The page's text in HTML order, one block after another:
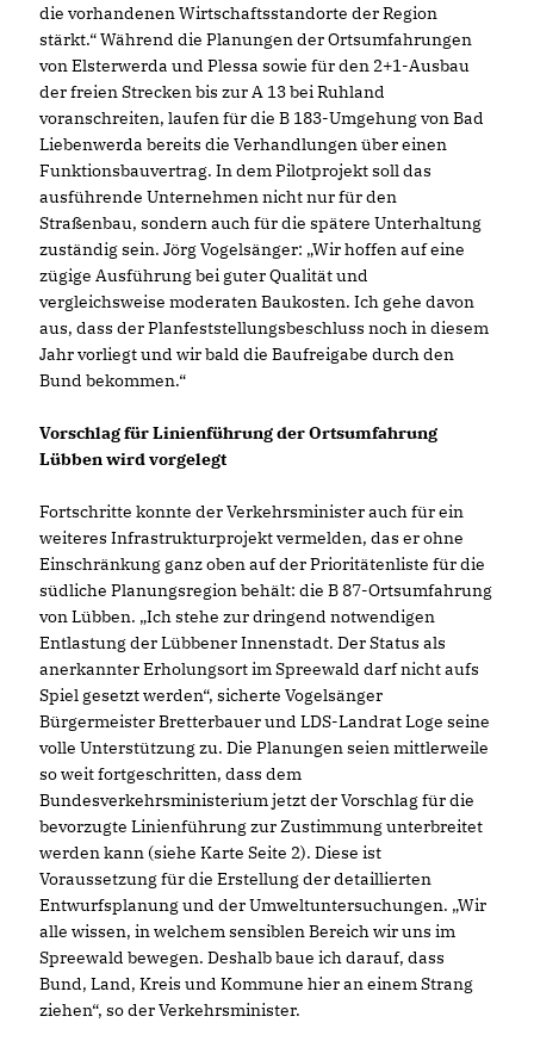
die vorhandenen Wirtschaftsstandorte der Region
stärkt.“ Während die Planungen der Ortsumfahrungen
von Elsterwerda und Plessa sowie für den 2+1-Ausbau
der freien Strecken bis zur A 13 bei Ruhland
voranschreiten, laufen für die B 183-Umgehung von Bad
Liebenwerda bereits die Verhandlungen über einen
Funktionsbauvertrag. In dem Pilotprojekt soll das
ausführende Unternehmen nicht nur für den
Straßenbau, sondern auch für die spätere Unterhaltung
zuständig sein. Jörg Vogelsänger: „Wir hoffen auf eine
zügige Ausführung bei guter Qualität und
vergleichsweise moderaten Baukosten. Ich gehe davon
aus, dass der Planfeststellungsbeschluss noch in diesem
Jahr vorliegt und wir bald die Baufreigabe durch den
Bund bekommen.“
Vorschlag für Linienführung der Ortsumfahrung
Lübben wird vorgelegt
Fortschritte konnte der Verkehrsminister auch für ein
weiteres Infrastrukturprojekt vermelden, das er ohne
Einschränkung ganz oben auf der Prioritätenliste für die
südliche Planungsregion behält: die B 87-Ortsumfahrung
von Lübben. „Ich stehe zur dringend notwendigen
Entlastung der Lübbener Innenstadt. Der Status als
anerkannter Erholungsort im Spreewald darf nicht aufs
Spiel gesetzt werden“, sicherte Vogelsänger
Bürgermeister Bretterbauer und LDS-Landrat Loge seine
volle Unterstützung zu. Die Planungen seien mittlerweile
so weit fortgeschritten, dass dem
Bundesverkehrsministerium jetzt der Vorschlag für die
bevorzugte Linienführung zur Zustimmung unterbreitet
werden kann (siehe Karte Seite 2). Diese ist
Voraussetzung für die Erstellung der detaillierten
Entwurfsplanung und der Umweltuntersuchungen. „Wir
alle wissen, in welchem sensiblen Bereich wir uns im
Spreewald bewegen. Deshalb baue ich darauf, dass
Bund, Land, Kreis und Kommune hier an einem Strang
ziehen“, so der Verkehrsminister.